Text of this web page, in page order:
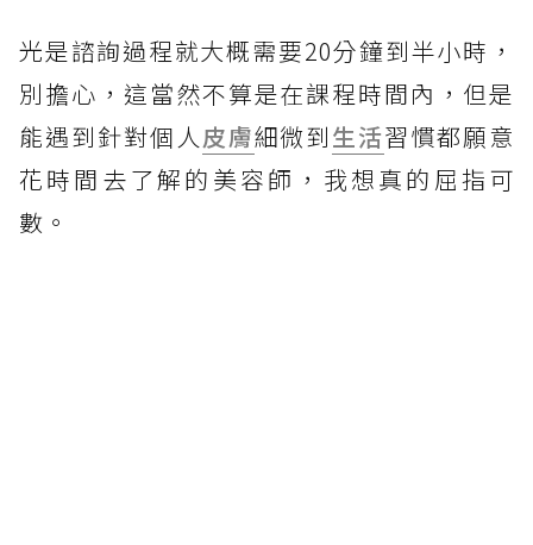
光是諮詢過程就大概需要20分鐘到半小時，
別擔心，這當然不算是在課程時間內，但是
能遇到針對個人皮膚細微到生活習慣都願意
花時間去了解的美容師，我想真的屈指可
數。